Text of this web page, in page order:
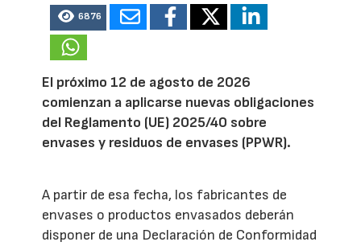
6876
El próximo 12 de agosto de 2026
comienzan a aplicarse nuevas obligaciones
del Reglamento (UE) 2025/40 sobre
envases y residuos de envases (PPWR).
A partir de esa fecha, los fabricantes de
envases o productos envasados deberán
disponer de una Declaración de Conformidad